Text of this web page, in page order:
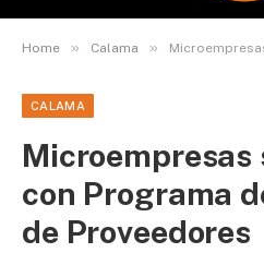
Home » Calama » Microempresas se
CALAMA
con Programa
de Proveedores